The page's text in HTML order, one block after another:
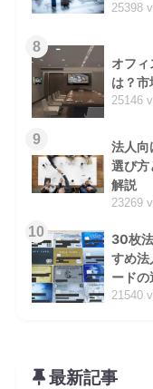
25398
8
オフ
は？市
25146
9
法人向
選び方
解説
23269
10
30枚
すめ法
ードの
21540
最新記事